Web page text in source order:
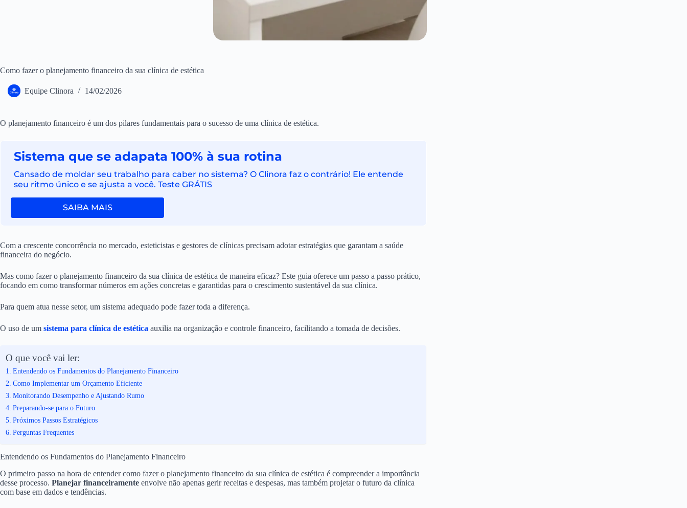
Como fazer o planejamento financeiro da sua clínica de estética
Equipe Clinora 14/02/2026
O planejamento financeiro é um dos pilares fundamentais para o sucesso de uma clínica de estética.
Sistema que se adapata 100% à sua rotina
Cansado de moldar seu trabalho para caber no sistema? O Clinora faz o contrário! Ele entende
seu ritmo único e se ajusta a você. Teste GRÁTIS
SAIBA MAIS
Com a crescente concorrência no mercado, esteticistas e gestores de clínicas precisam adotar estratégias que garantam a saúde
financeira do negócio.
Mas como fazer o planejamento financeiro da sua clínica de estética de maneira eficaz? Este guia oferece um passo a passo prático,
focando em como transformar números em ações concretas e garantidas para o crescimento sustentável da sua clínica.
Para quem atua nesse setor, um sistema adequado pode fazer toda a diferença.
O uso de um sistema para clínica de estética auxilia na organização e controle financeiro, facilitando a tomada de decisões.
O que você vai ler:
Entendendo os Fundamentos do Planejamento Financeiro
Como Implementar um Orçamento Eficiente
Monitorando Desempenho e Ajustando Rumo
Preparando-se para o Futuro
Próximos Passos Estratégicos
Perguntas Frequentes
Entendendo os Fundamentos do Planejamento Financeiro
O primeiro passo na hora de entender como fazer o planejamento financeiro da sua clínica de estética é compreender a importância
desse processo. Planejar financeiramente envolve não apenas gerir receitas e despesas, mas também projetar o futuro da clínica
com base em dados e tendências.